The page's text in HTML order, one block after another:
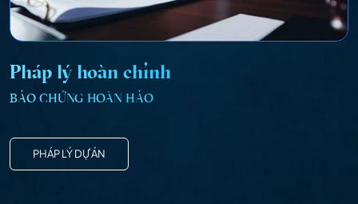
Pháp lý hoàn chỉnh
BẢO CHỨNG HOÀN HẢO
PHÁP LÝ DỰ ÁN